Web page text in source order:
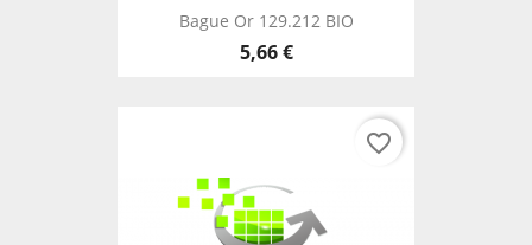
Bague Or 129.212 BIO
5,66 €
favorite_border